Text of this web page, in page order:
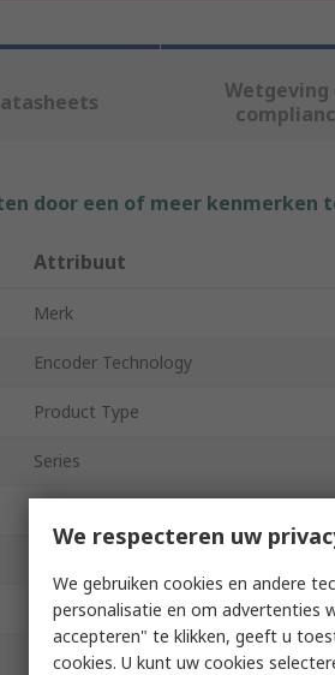
Wetgeving
door een of meer kenmerken
Attribuut
Merk
Encoder Technology
Product Type
Series
Output Signal Type
Shaft Type
We respecteren uw
We gebruiken cookies en andere
personalisatie en om advertenties
accepteren" te klikken, geeft u
cookies. U kunt uw cookies